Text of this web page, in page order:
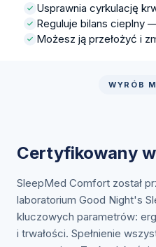
Usprawnia cyrkulację
Reguluje bilans cieplny
Możesz ją przełożyć i
WYRÓB
Certyfikowany
SleepMed Comfort został
laboratorium Good Night's
kluczowych parametrów:
i trwałości. Spełnienie